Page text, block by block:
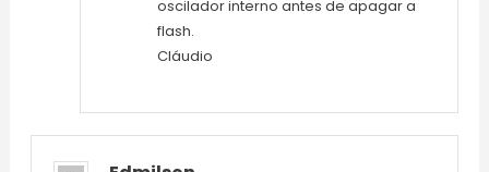
oscilador interno antes de apagar a
flash.
Cláudio